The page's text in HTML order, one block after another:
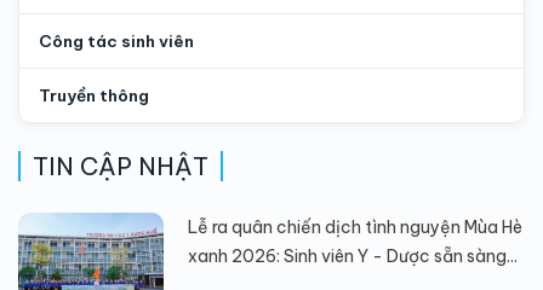
Công tác sinh viên
Truyền thông
TIN CẬP NHẬT
Lễ ra quân chiến dịch tình nguyện Mùa Hè
xanh 2026: Sinh viên Y - Dược sẵn sàng...